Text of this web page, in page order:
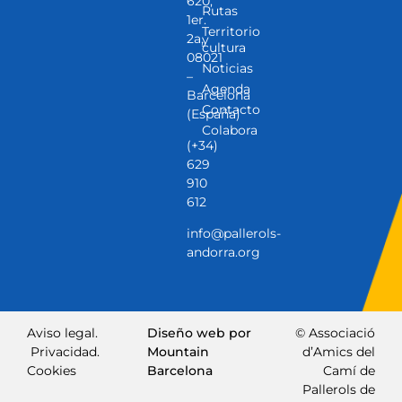
1er.
2a,
08021
–
Barcelona
(España)
(+34)
629
910
612
info@pallerols-
andorra.org
Rutas
Territorio
y
cultura
Noticias
Agenda
Contacto
Colabora
Aviso legal.
Privacidad.
Cookies
Diseño web por
Mountain
Barcelona
© Associació
d’Amics del
Camí de
Pallerols de